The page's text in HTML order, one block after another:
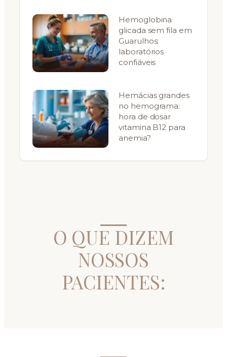
Hemoglobina
glicada sem fila em
Guarulhos:
laboratórios
confiáveis
Hemácias grandes
no hemograma:
hora de dosar
vitamina B12 para
anemia?
O QUE DIZEM
NOSSOS
PACIENTES: